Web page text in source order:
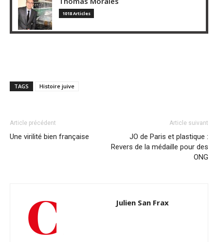
1018 Articles
TAGS Histoire juive
Article précédent
Une virilité bien française
Article suivant
JO de Paris et plastique :
Revers de la médaille pour des
ONG
Julien San Frax